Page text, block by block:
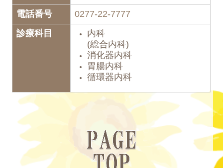
電話番号
0277-22-7777
診療科目
内科
(総合内科)
消化器内科
胃腸内科
循環器内科